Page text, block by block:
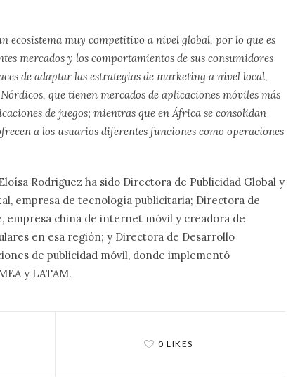
ecosistema muy competitivo a nivel global, por lo que es
mercados y los comportamientos de sus consumidores
de adaptar las estrategias de marketing a nivel local,
que tienen mercados de aplicaciones móviles más
de juegos; mientras que en África se consolidan
a los usuarios diferentes funciones como operaciones
Rodriguez ha sido Directora de Publicidad Global y
empresa de tecnología publicitaria; Directora de
empresa china de internet móvil y creadora de
en esa región; y Directora de Desarrollo
de publicidad móvil, donde implementó
y LATAM.
0 LIKES